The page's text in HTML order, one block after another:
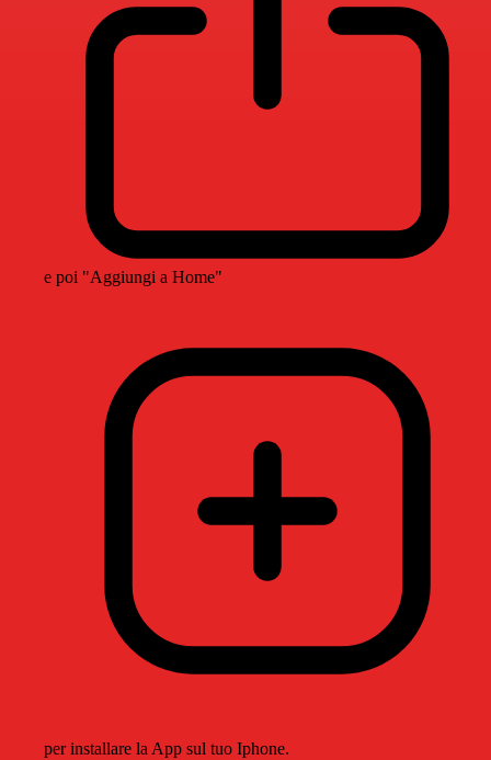
e poi "Aggiungi a Home"
per installare la App sul tuo Iphone.